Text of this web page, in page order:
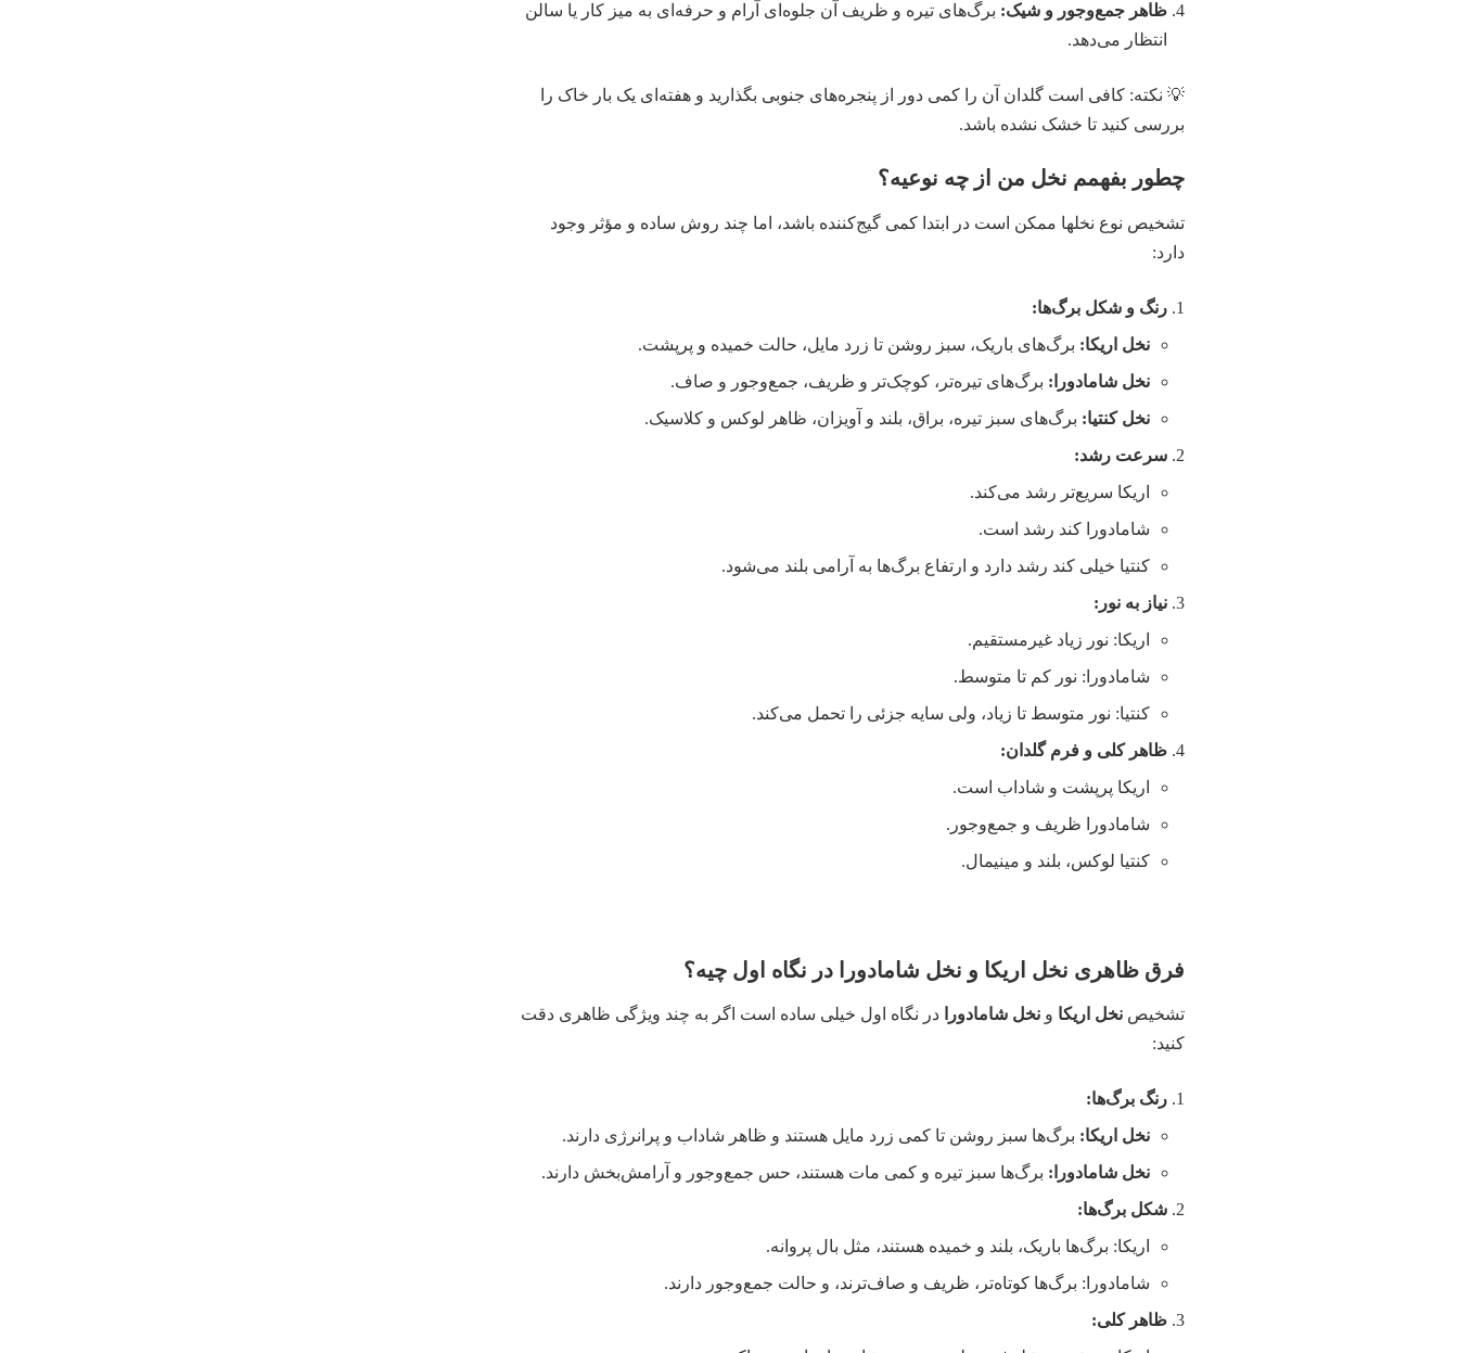
ظاهر جمع‌وجور و شیک: برگ‌های تیره و ظریف آن جلوه‌ای آرام و حرفه‌ای به میز کار یا سالن
انتظار می‌دهد.
💡 نکته: کافی است گلدان آن را کمی دور از پنجره‌های جنوبی بگذارید و هفته‌ای یک بار خاک را
بررسی کنید تا خشک نشده باشد.
چطور بفهمم نخل من از چه نوعیه؟
تشخیص نوع نخلها ممکن است در ابتدا کمی گیج‌کننده باشد، اما چند روش ساده و مؤثر وجود
دارد:
رنگ و شکل برگ‌ها:
نخل اریکا: برگ‌های باریک، سبز روشن تا زرد مایل، حالت خمیده و پرپشت.
نخل شامادورا: برگ‌های تیره‌تر، کوچک‌تر و ظریف، جمع‌وجور و صاف.
نخل کنتیا: برگ‌های سبز تیره، براق، بلند و آویزان، ظاهر لوکس و کلاسیک.
سرعت رشد:
اریکا سریع‌تر رشد می‌کند.
شامادورا کند رشد است.
کنتیا خیلی کند رشد دارد و ارتفاع برگ‌ها به آرامی بلند می‌شود.
نیاز به نور:
اریکا: نور زیاد غیرمستقیم.
شامادورا: نور کم تا متوسط.
کنتیا: نور متوسط تا زیاد، ولی سایه جزئی را تحمل می‌کند.
ظاهر کلی و فرم گلدان:
اریکا پرپشت و شاداب است.
شامادورا ظریف و جمع‌وجور.
کنتیا لوکس، بلند و مینیمال.
فرق ظاهری نخل اریکا و نخل شامادورا در نگاه اول چیه؟
تشخیص نخل اریکا و نخل شامادورا
در نگاه اول خیلی ساده است اگر به چند ویژگی ظاهری دقت
کنید:
رنگ برگ‌ها:
نخل اریکا: برگ‌ها سبز روشن تا کمی زرد مایل هستند و ظاهر شاداب و پرانرژی دارند.
نخل شامادورا: برگ‌ها سبز تیره و کمی مات هستند، حس جمع‌وجور و آرامش‌بخش دارند.
شکل برگ‌ها:
اریکا: برگ‌ها باریک، بلند و خمیده هستند، مثل بال پروانه.
شامادورا: برگ‌ها کوتاه‌تر، ظریف و صاف‌ترند، و حالت جمع‌وجور دارند.
ظاهر کلی: